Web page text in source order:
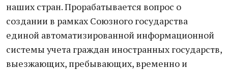
наших стран. Прорабатывается вопрос о
создании в рамках Союзного государства
единой автоматизированной информационной
системы учета граждан иностранных государств,
выезжающих, пребывающих, временно и